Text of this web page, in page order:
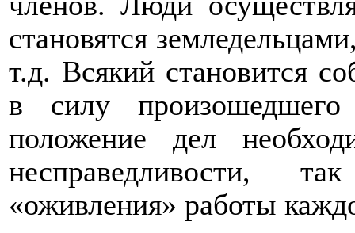
становятся
т.д. Всякий становится
в силу произошедшего
положение дел
несправедливости,
«оживления» работы